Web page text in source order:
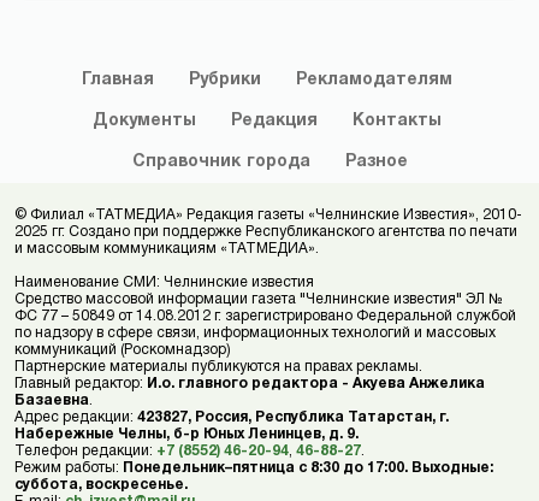
Главная Рубрики Рекламодателям
Документы Редакция Контакты
Справочник города Разное
© Филиал «ТАТМЕДИА» Редакция газеты «Челнинские Известия», 2010-
2025 гг. Создано при поддержке Республиканского агентства по печати
и массовым коммуникациям «ТАТМЕДИА».
Наименование СМИ: Челнинские известия
Средство массовой информации газета "Челнинские известия" ЭЛ №
ФС 77 – 50849 от 14.08.2012 г. зарегистрировано Федеральной службой
по надзору в сфере связи, информационных технологий и массовых
коммуникаций (Роскомнадзор)
Партнерские материалы публикуются на правах рекламы.
Главный редактор: И.о. главного редактора - Акуева Анжелика
Базаевна
Адрес редакции: 423827, Россия, Республика Татарстан, г.
Набережные Челны, б-р Юных Ленинцев, д. 9.
Телефон редакции: +7 (8552) 46-20-94 46-88-27
Режим работы: Понедельник–пятница с 8:30 до 17:00. Выходные:
суббота, воскресенье.